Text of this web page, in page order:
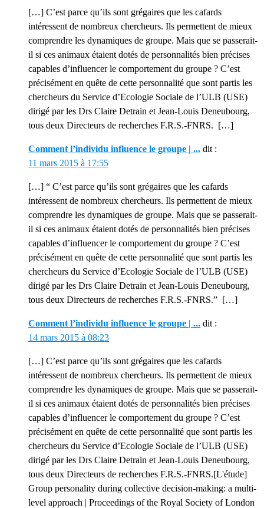
[…] C’est parce qu’ils sont grégaires que les cafards
intéressent de nombreux chercheurs. Ils permettent de mieux
comprendre les dynamiques de groupe. Mais que se passerait-
il si ces animaux étaient dotés de personnalités bien précises
capables d’influencer le comportement du groupe ? C’est
précisément en quête de cette personnalité que sont partis les
chercheurs du Service d’Ecologie Sociale de l’ULB (USE)
dirigé par les Drs Claire Detrain et Jean-Louis Deneubourg,
tous deux Directeurs de recherches F.R.S.-FNRS. […]
Comment l’individu influence le groupe | ... dit :
11 mars 2015 à 17:55
[…] “ C’est parce qu’ils sont grégaires que les cafards
intéressent de nombreux chercheurs. Ils permettent de mieux
comprendre les dynamiques de groupe. Mais que se passerait-
il si ces animaux étaient dotés de personnalités bien précises
capables d’influencer le comportement du groupe ? C’est
précisément en quête de cette personnalité que sont partis les
chercheurs du Service d’Ecologie Sociale de l’ULB (USE)
dirigé par les Drs Claire Detrain et Jean-Louis Deneubourg,
tous deux Directeurs de recherches F.R.S.-FNRS.” […]
Comment l’individu influence le groupe | ... dit :
14 mars 2015 à 08:23
[…] C’est parce qu’ils sont grégaires que les cafards
intéressent de nombreux chercheurs. Ils permettent de mieux
comprendre les dynamiques de groupe. Mais que se passerait-
il si ces animaux étaient dotés de personnalités bien précises
capables d’influencer le comportement du groupe ? C’est
précisément en quête de cette personnalité que sont partis les
chercheurs du Service d’Ecologie Sociale de l’ULB (USE)
dirigé par les Drs Claire Detrain et Jean-Louis Deneubourg,
tous deux Directeurs de recherches F.R.S.-FNRS.[L'étude]
Group personality during collective decision-making: a multi-
level approach | Proceedings of the Royal Society of London